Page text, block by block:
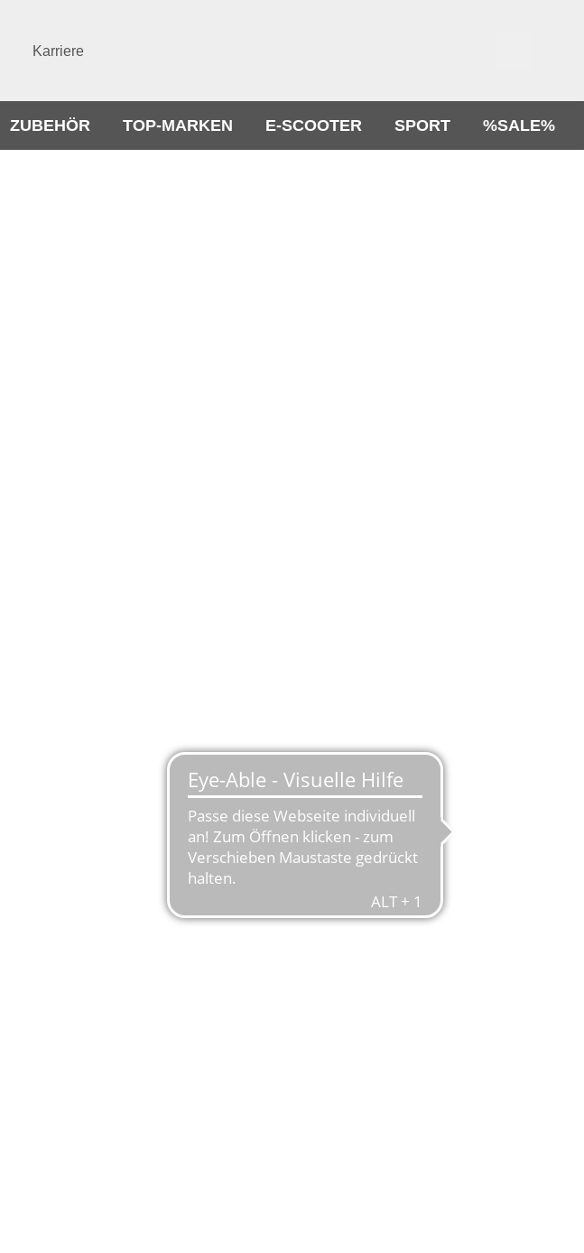
Karriere
ZUBEHÖR TOP-MARKEN E-SCOOTER SPORT %SALE%